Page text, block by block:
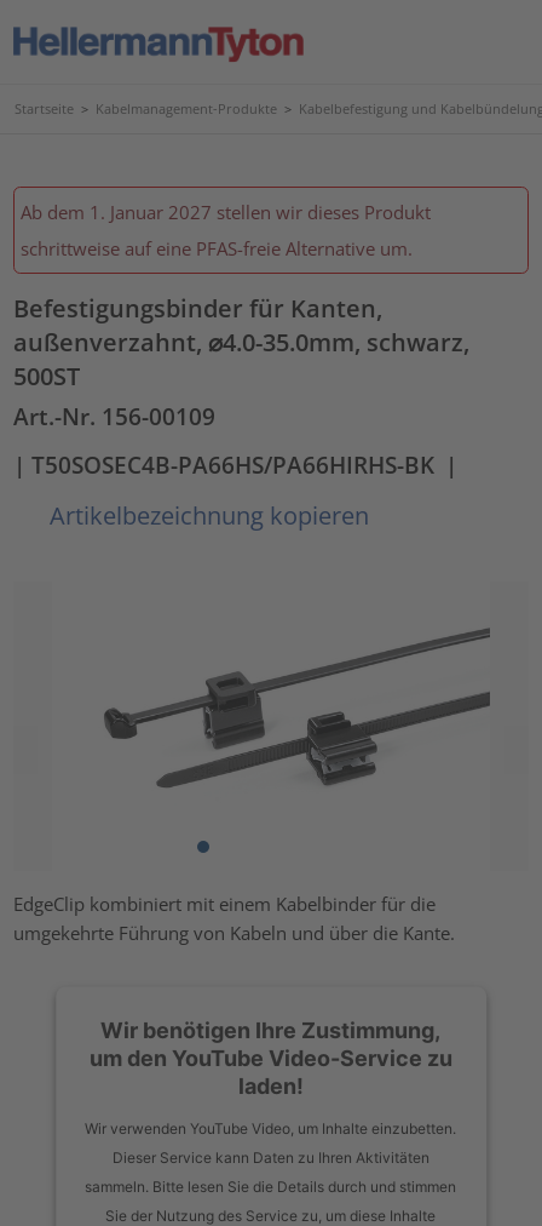
Startseite > Kabelmanagement-Produkte > Kabelbefestigung und
Ab dem 1. Januar 2027 stellen wir dieses Produkt
schrittweise auf eine PFAS-freie Alternative um.
Befestigungsbinder für Kanten,
außenverzahnt, ⌀4.0-35.0mm, schwarz,
500ST
Art.-Nr. 156-00109
| T50SOSEC4B-PA66HS/PA66HIRHS-BK |
Artikelbezeichnung kopieren
EdgeClip kombiniert mit einem Kabelbinder für die
umgekehrte Führung von Kabeln und über die Kante.
Wir benötigen Ihre Zustimmung,
um den YouTube Video-Service zu
laden!
Wir verwenden YouTube Video, um Inhalte einzubetten.
Dieser Service kann Daten zu Ihren Aktivitäten
sammeln. Bitte lesen Sie die Details durch und stimmen
Sie der Nutzung des Service zu, um diese Inhalte